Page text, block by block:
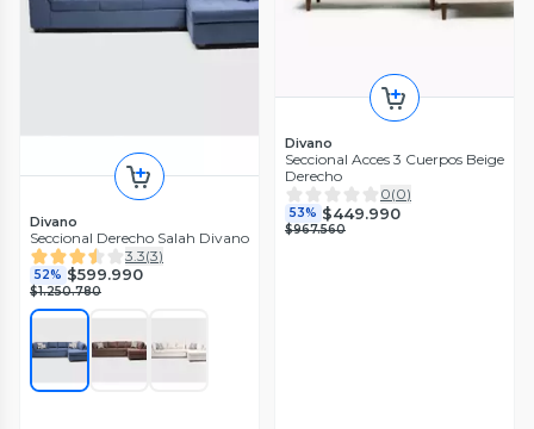
Divano
Seccional Derecho Salah Divano
3.3(3)
52% $599.990
$1.250.780
Divano
Seccional Acces 3 Cuerpos Beige
Derecho
0(0)
53% $449.990
$967.560